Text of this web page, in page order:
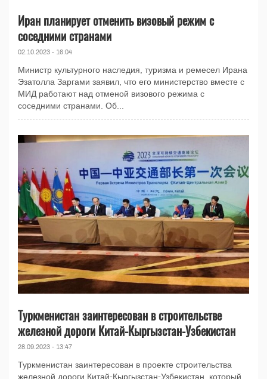
Иран планирует отменить визовый режим с
соседними странами
02.10.2023 - 16:04
Министр культурного наследия, туризма и ремесел Ирана
Эзатолла Заргами заявил, что его министерство вместе с
МИД работают над отменой визового режима с
соседними странами. Об...
Туркменистан заинтересован в строительстве
железной дороги Китай-Кыргызстан-Узбекистан
28.09.2023 - 13:47
Туркменистан заинтересован в проекте строительства
железной дороги Китай-Кыргызстан-Узбекистан, который